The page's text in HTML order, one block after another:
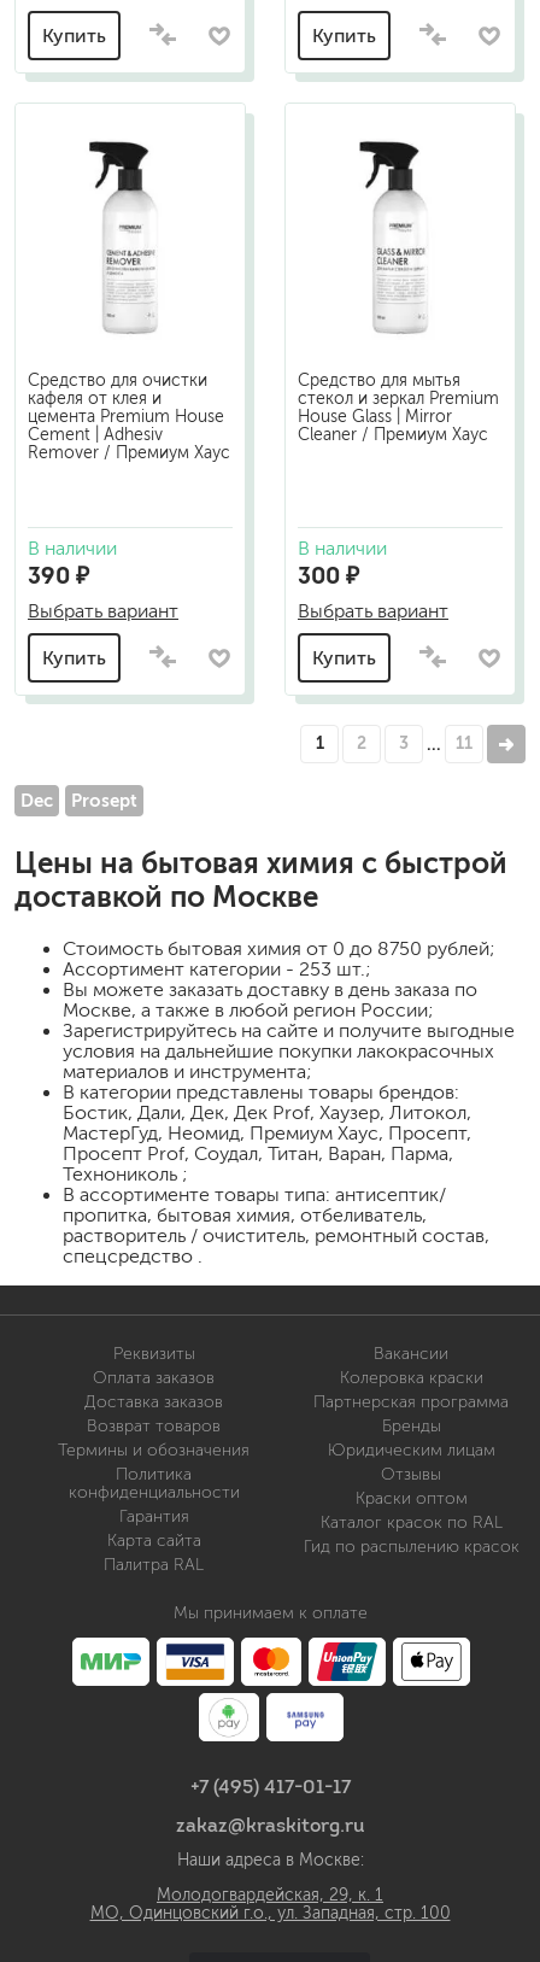
Купить Купить
Средство для очистки
кафеля от клея и
цемента Premium House
Cement | Adhesiv
Remover / Премиум Хаус
В наличии
390 ₽
Выбрать вариант
Купить
Средство для мытья
стекол и зеркал Premium
House Glass | Mirror
Cleaner / Премиум Хаус
В наличии
300 ₽
Выбрать вариант
Купить
1 2 3 … 11
Dec Prosept
Цены на бытовая химия с быстрой
доставкой по Москве
Стоимость бытовая химия от 0 до 8750 рублей;
Ассортимент категории - 253 шт.;
Вы можете заказать доставку в день заказа по
Москве, а также в любой регион России;
Зарегистрируйтесь на сайте и получите выгодные
условия на дальнейшие покупки лакокрасочных
материалов и инструмента;
В категории представлены товары брендов:
Бостик, Дали, Дек, Дек Prof, Хаузер, Литокол,
МастерГуд, Неомид, Премиум Хаус, Просепт,
Просепт Prof, Соудал, Титан, Варан, Парма,
Технониколь ;
В ассортименте товары типа: антисептик/
пропитка, бытовая химия, отбеливатель,
растворитель / очиститель, ремонтный состав,
спецсредство .
Реквизиты
Оплата заказов
Доставка заказов
Возврат товаров
Термины и обозначения
Политика
конфиденциальности
Гарантия
Карта сайта
Палитра RAL
Вакансии
Колеровка краски
Партнерская программа
Бренды
Юридическим лицам
Отзывы
Краски оптом
Каталог красок по RAL
Гид по распылению красок
Мы принимаем к оплате
+7 (495) 417-01-17
zakaz@kraskitorg.ru
Наши адреса в Москве:
Молодогвардейская, 29, к. 1
МО, Одинцовский г.о., ул. Западная, стр. 100